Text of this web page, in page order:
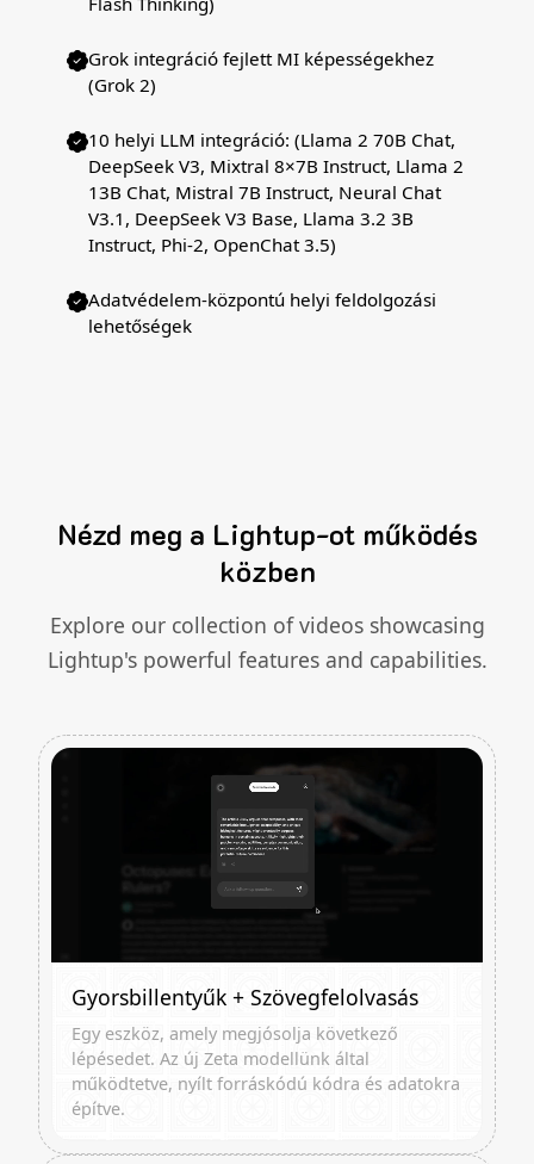
Grok integráció fejlett MI képességekhez
(Grok 2)
10 helyi LLM integráció: (Llama 2 70B Chat,
DeepSeek V3, Mixtral 8×7B Instruct, Llama 2
13B Chat, Mistral 7B Instruct, Neural Chat
V3.1, DeepSeek V3 Base, Llama 3.2 3B
Instruct, Phi-2, OpenChat 3.5)
Adatvédelem-központú helyi feldolgozási
lehetőségek
Nézd meg a Lightup-ot működés
közben
Explore our collection of videos showcasing
Lightup's powerful features and capabilities.
Gyorsbillentyűk + Szövegfelolvasás
Egy eszköz, amely megjósolja következő
lépésedet. Az új Zeta modellünk által
működtetve, nyílt forráskódú kódra és adatokra
építve.